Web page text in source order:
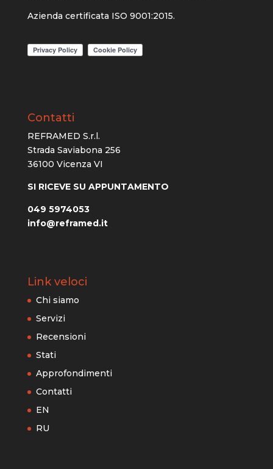
Azienda certificata ISO 9001:2015.
Contatti
REFRAMED S.r.l.
Strada Saviabona 256
36100 Vicenza VI
SI RICEVE SU APPUNTAMENTO
049 5974053
info@reframed.it
Link veloci
Chi siamo
Servizi
Recensioni
Stati
Approfondimenti
Contatti
EN
RU